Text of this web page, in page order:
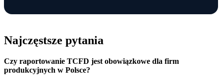
Najczęstsze pytania
Czy raportowanie TCFD jest obowiązkowe dla firm
produkcyjnych w Polsce?